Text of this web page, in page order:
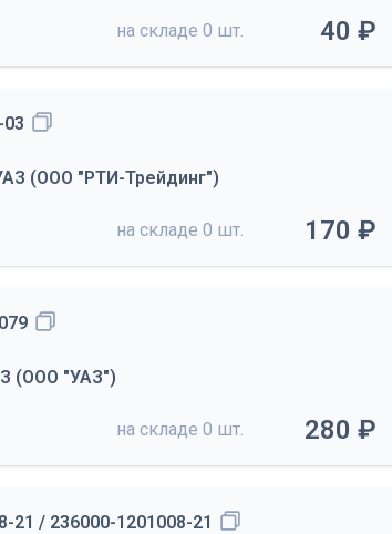
на складе 0 шт. 40 ₽
(ООО "РТИ-Трейдинг")
на складе 0 шт. 170 ₽
(ООО "УАЗ")
на складе 0 шт. 280 ₽
21 / 236000-1201008-21